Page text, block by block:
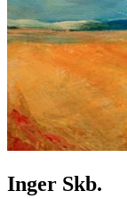
Inger Skb.